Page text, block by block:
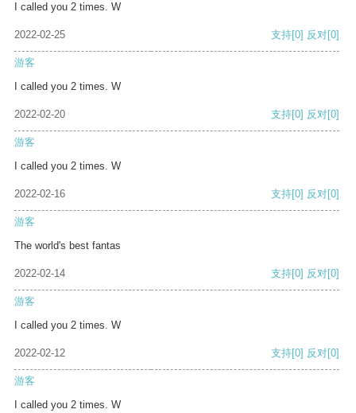
I called you 2 times. W
2022-02-25 支持[0] 反对[0]
游客
I called you 2 times. W
2022-02-20 支持[0] 反对[0]
游客
I called you 2 times. W
2022-02-16 支持[0] 反对[0]
游客
The world's best fantas
2022-02-14 支持[0] 反对[0]
游客
I called you 2 times. W
2022-02-12 支持[0] 反对[0]
游客
I called you 2 times. W